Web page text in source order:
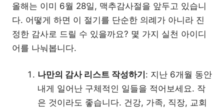
올해는 이미 6월 28일, 맥추감사절을 앞두고 있습니
다. 어떻게 하면 이 절기를 단순한 의례가 아니라 진
정한 감사로 드릴 수 있을까요? 몇 가지 실천 아이디
어를 나눠봅니다.
나만의 감사 리스트 작성하기 : 지난 6개월 동안
내게 일어난 구체적인 일들을 적어보세요. 작
은 것이라도 좋습니다. 건강, 가족, 직장, 교회